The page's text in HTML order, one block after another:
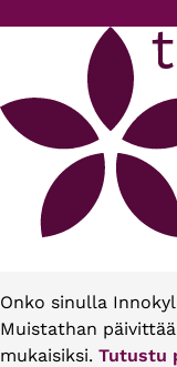
Onko sinulla
Muistathan
mukaisiksi. Tutustu